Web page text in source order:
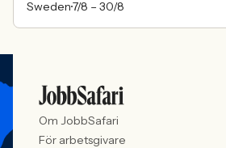
Sweden7/8 – 30/8
Om JobbSafari
För arbetsgivare